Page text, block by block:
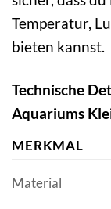
Temperatur,
bieten kannst.
Technische
Aquariums
MERKMAL
Material